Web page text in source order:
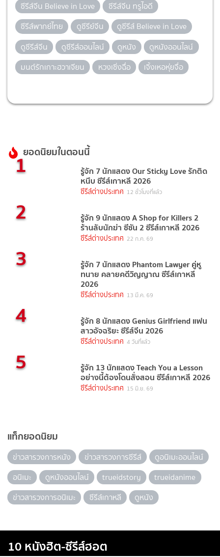
ซีรีส์จีน Believe in Love
ซีรีส์จีน ทรูไอดี
ซีรีส์พากย์ไทย
ดูซีรีย์จีน
ดูซีรีส์ Believe in Love
ดูซีรีส์จีน
ดูซีรีส์ออนไลน์ ดูหนัง
ดูหนังออนไลน์
มนต์รักเกาะฮวาเจียน
หวงเซิ่งฉื่อ เจิ้งเหอหุ่ยจื่อ
ยอดนิยมในตอนนี้
1 รู้จัก 7 นักแสดง Our Sticky Love รักติด
หนึบ ซีรีส์เกาหลี 2026
ซีรีส์ต่างประเทศ 12 ชั่วโมงที่แล้ว
2 รู้จัก 9 นักแสดง A Shop for Killers 2
ร้านลับนักฆ่า ซีซัน 2 ซีรีส์เกาหลี 2026
ซีรีส์ต่างประเทศ 22 ก.ค. 69
3 รู้จัก 7 นักแสดง Phantom Lawyer คู่หู
ทนาย คลายคดีวิญญาณ ซีรีส์เกาหลี
2026
ซีรีส์ต่างประเทศ 13 มี.ค. 69
4 รู้จัก 8 นักแสดง Genius Girlfriend แฟน
สาวอัจฉริยะ ซีรีส์จีน 2026
ซีรีส์ต่างประเทศ 4 วันที่แล้ว
5 รู้จัก 13 นักแสดง Teach You a Lesson
อย่างนี้ต้องโดนสั่งสอน ซีรีส์เกาหลี 2026
ซีรีส์ต่างประเทศ 15 มิ.ย. 69
แท็กยอดนิยม
ข่าวสารวงการหนัง ข่าวสารวงการซีรีส์
ดูอนิเมะออนไลน์
อนิเมะ
ดูหนังออนไลน์ trueidstory
trueidanime
ข่าวสารวงการอนิเมะ
ซีรีส์เกาหลี ดูหนัง
10 หนังฮิต-ซีรีส์ฮอต